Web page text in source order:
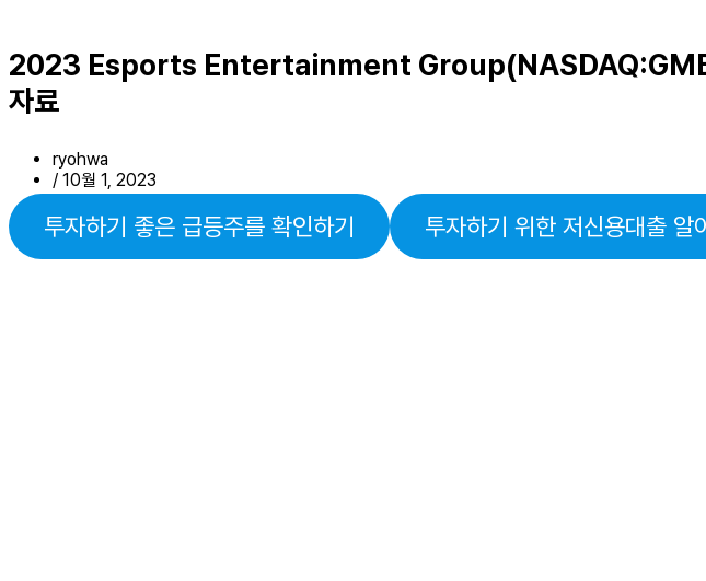
2023 Esports Entertainment Group(NASDAQ:GMBL)
자료
ryohwa
/ 10월 1, 2023
투자하기 좋은 급등주를 확인하기 투자하기 위한 저신용대출 알